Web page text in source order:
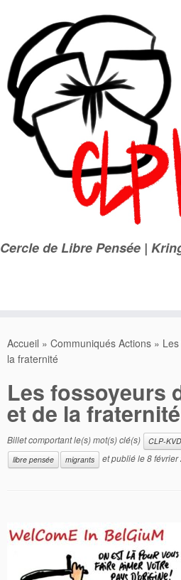
contenu
Cercle de Libre Pensée |
Accueil » Communiqués Actions »
la fraternité
Les fossoyeurs
et de la fraternité
Billet comportant le(s) mot(s) clé(s) CLP-KVD
libre pensée
migrants et publié le8 février